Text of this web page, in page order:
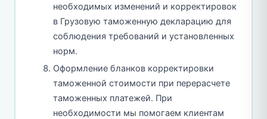
необходимых изменений и корректировок
в Грузовую таможенную декларацию для
соблюдения требований и установленных
норм.
Оформление бланков корректировки
таможенной стоимости при перерасчете
таможенных платежей. При
необходимости мы помогаем клиентам